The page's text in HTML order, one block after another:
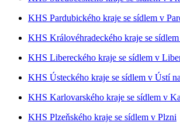
KHS Pardubického kraje se sídlem v
KHS Královéhradeckého kraje se
KHS Libereckého kraje se sídlem v
KHS Ústeckého kraje se sídlem v Ústí
KHS Karlovarského kraje se sídlem v
KHS Plzeňského kraje se sídlem v Plzni